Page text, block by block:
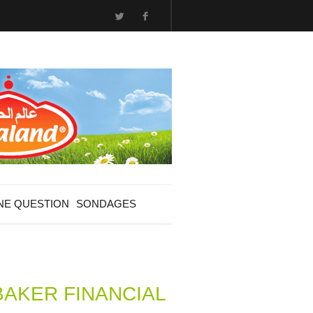
QUESTION SONDAGES
FINANCIAL